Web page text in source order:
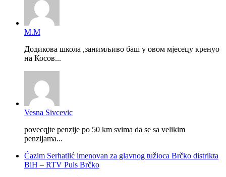
М.М
Додикова школа ,занимљиво баш у овом мјесецу кренуо
на Косов...
Vesna Sivcevic
povecqjte penzije po 50 km svima da se sa velikim
penzijama...
Ćazim Serhatlić imenovan za glavnog tužioca Brčko distrikta
BiH – RTV Puls Brčko